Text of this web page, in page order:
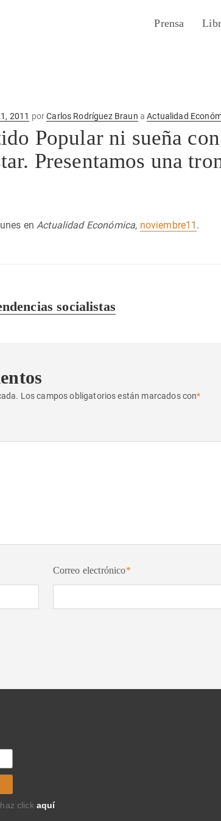
Prensa
2011 porCarlos Rodríguez Braun aActualidad
Popular ni sueña
Presentamos una
enActualidad Económica, noviembre11 .
socialistas
Los campos obligatorios están marcados con*
Correo electrónico*
click aquí